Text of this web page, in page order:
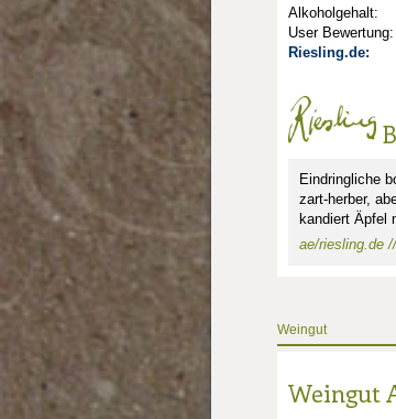
Alkoholgehalt:
User Bewertung:
Riesling.de:
Eindringliche
zart-herber,
kandiert Äpfel
ae/riesling.de
Weingut
Weingut